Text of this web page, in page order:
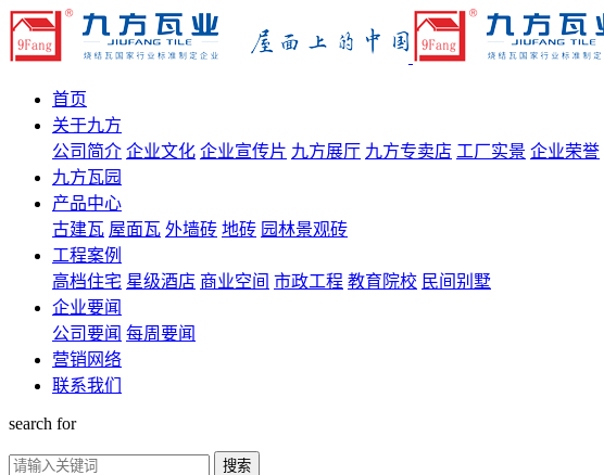
首页
关于九方
公司简介 企业文化 企业宣传片 九方展厅 九方专卖店 工厂实景 企业荣誉
九方瓦园
产品中心
古建瓦 屋面瓦 外墙砖 地砖 园林景观砖
工程案例
高档住宅 星级酒店 商业空间 市政工程 教育院校 民间别墅
企业要闻
公司要闻 每周要闻
营销网络
联系我们
search for
搜索